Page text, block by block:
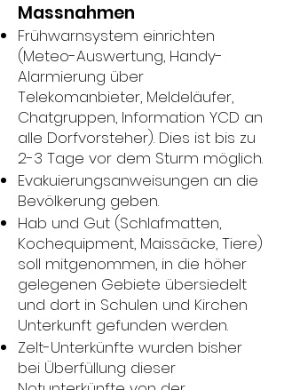
Massnahmen
Frühwarnsystem einrichten
(Meteo-Auswertung, Handy-
Alarmierung über
Telekomanbieter, Meldeläufer,
Chatgruppen, Information YCD an
alle Dorfvorsteher). Dies ist bis zu
2-3 Tage vor dem Sturm möglich.
Evakuierungsanweisungen an die
Bevölkerung geben.
Hab und Gut (Schlafmatten,
Kochequipment, Maissäcke, Tiere)
soll mitgenommen, in die höher
gelegenen Gebiete übersiedelt
und dort in Schulen und Kirchen
Unterkunft gefunden werden.
Zelt-Unterkünfte wurden bisher
bei Überfüllung dieser